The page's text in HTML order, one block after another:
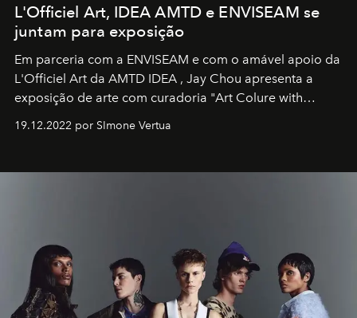
L'Officiel Art, IDEA AMTD e ENVISEAM se
juntam para exposição
Em parceria com a ENVISEAM e com o amável apoio da
L'Officiel Art da AMTD IDEA , Jay Chou apresenta a
exposição de arte com curadoria "Art Colure with
19.12.2022 por SImone Vertua